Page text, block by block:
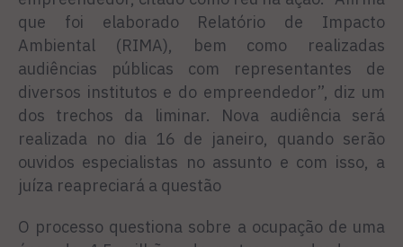
que foi elaborado Relatório de Impacto
Ambiental (RIMA), bem como realizadas
audiências públicas com representantes de
diversos institutos e do empreendedor”, diz um
dos trechos da liminar. Nova audiência será
realizada no dia 16 de janeiro, quando serão
ouvidos especialistas no assunto e com isso, a
juíza reapreciará a questão
O processo questiona sobre a ocupação de uma